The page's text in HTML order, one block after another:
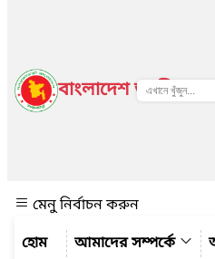
বাংলাদেশ জাতীয় তথ্য
মেনু নির্বাচন করুন
আমাদের সম্পর্কে